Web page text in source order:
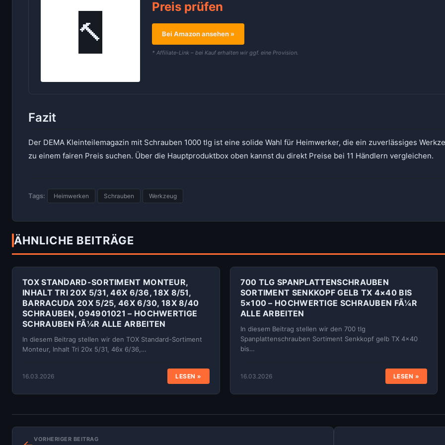
🔨
Preis prüfen
Bei Amazon ansehen »
* Affiliate-Link – bei Kauf erhalten wir ggf. eine Provision.
Fazit
Der DEMA Kleinteilemagazin mit Schrauben 1000 tlg ist eine solide Wahl für Heimwerker, die ein zuverlässiges
zu einem fairen Preis suchen. Über die Hauptproduktbox oben kannst du direkt Preise bei 11 Händlern vergleichen.
Tags: Heimwerken Schrauben Werkzeug
ÄHNLICHE BEITRÄGE
TOX STANDARD-SORTIMENT MONTEUR,
INHALT TRI 20X 5/31, 46X 6/36, 18X 8/51,
BARRACUDA 20X 5/25, 46X 6/30, 18X 8/40
SCHRAUBEN, 094901021 – HOCHWERTIGE
SCHRAUBEN FÃ¼R ALLE ARBEITEN
In diesem Beitrag stellen wir den TOX Standard-Sortiment
Monteur, Inhalt Tri 20x 5/31, 46x 6/36,…
16.03.2026 LESEN »
700 TLG SPANPLATTENSCHRAUBEN
SORTIMENT SENKKOPF GELB TX 4×40 BIS
5×100 – HOCHWERTIGE SCHRAUBEN FÃ¼R
ALLE ARBEITEN
In diesem Beitrag stellen wir den 700 tlg
Spanplattenschrauben Sortiment Senkkopf gelb TX 4×40
bis…
16.03.2026 LESEN »
VORHERIGER BEITRAG